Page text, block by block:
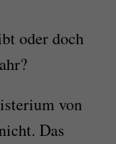
oder doch
von
Das